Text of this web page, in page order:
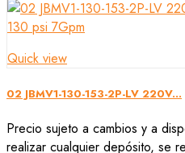
Quick view
02 JBMV1-130-153-2P-LV 220V...
Precio sujeto a cambios y a
realizar cualquier depósito, se